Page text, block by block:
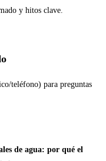
y hitos clave.
teléfono) para preguntas
de agua: por qué el